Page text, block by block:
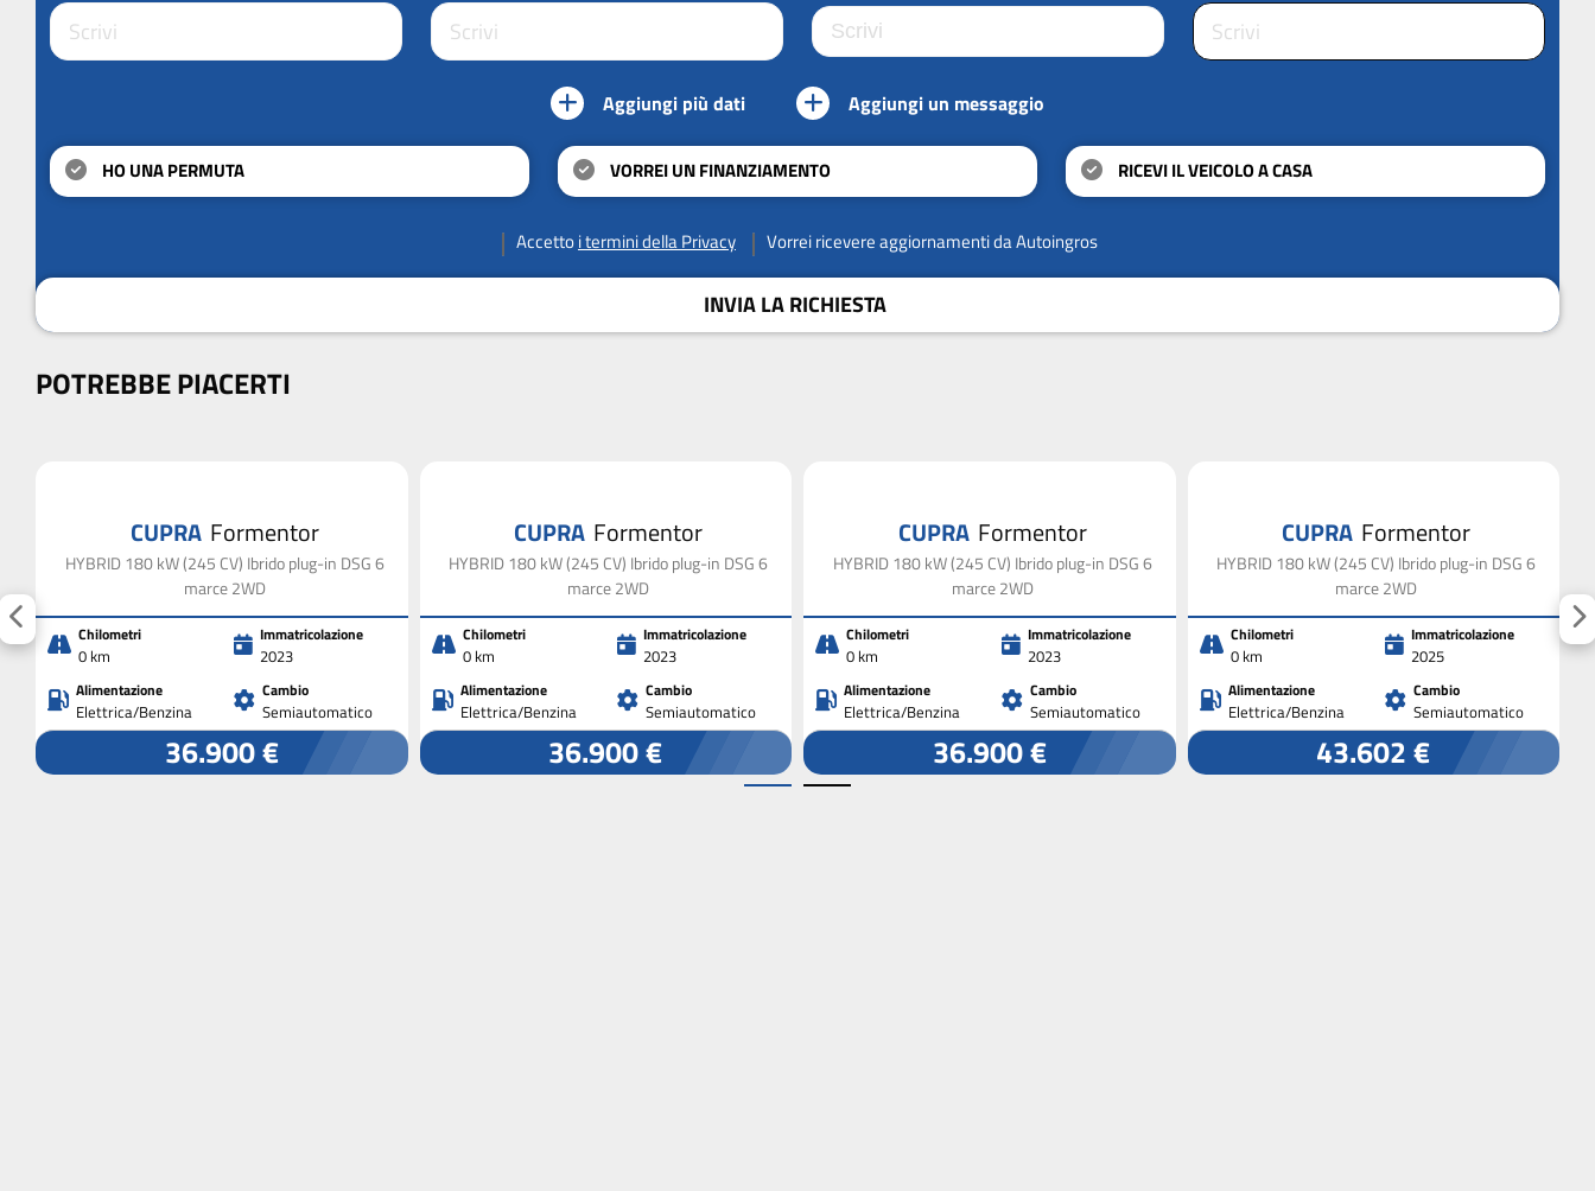
Aggiungi più dati Aggiungi un messaggio
HO UNA PERMUTA VORREI UN FINANZIAMENTO RICEVI IL VEICOLO A CASA
Accettoi termini della Privacy Vorrei ricevere aggiornamenti da Autoingros
INVIA LA RICHIESTA
POTREBBE PIACERTI
CUPRA Formentor
HYBRID 180 kW (245 CV) Ibrido plug-in DSG 6
marce 2WD
Chilometri
0 km
Immatricolazione
2023
Alimentazione
Elettrica/Benzina
Cambio
Semiautomatico
36.900 €
CUPRA Formentor
HYBRID 180 kW (245 CV) Ibrido plug-in DSG 6
marce 2WD
Chilometri
0 km
Immatricolazione
2023
Alimentazione
Elettrica/Benzina
Cambio
Semiautomatico
36.900 €
CUPRA Formentor
HYBRID 180 kW (245 CV) Ibrido plug-in DSG 6
marce 2WD
Chilometri
0 km
Immatricolazione
2023
Alimentazione
Elettrica/Benzina
Cambio
Semiautomatico
36.900 €
CUPRA Formentor
HYBRID 180 kW (245 CV) Ibrido plug-in DSG 6
marce 2WD
Chilometri
0 km
Immatricolazione
2025
Alimentazione
Elettrica/Benzina
Cambio
Semiautomatico
43.602 €